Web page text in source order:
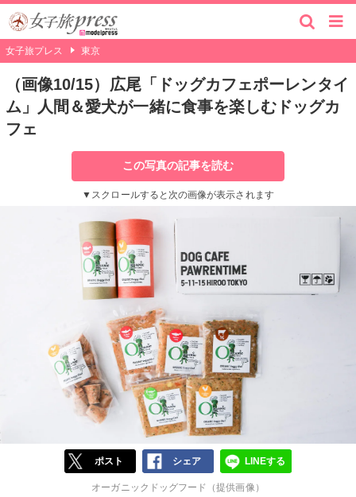
女子旅プレス 東京
（画像10/15）広尾「ドッグカフェポーレンタイ
ム」人間＆愛犬が一緒に食事を楽しむドッグカ
フェ
この写真の記事を読む
▼スクロールすると次の画像が表示されます
ポスト シェア LINEする
オーガニックドッグフード（提供画像）